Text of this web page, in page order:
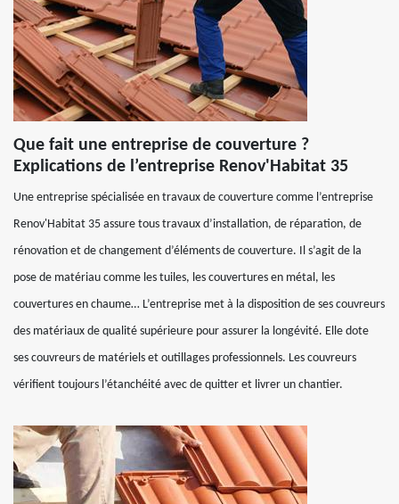
Que fait une entreprise de couverture ?
Explications de l’entreprise Renov'Habitat 35
Une entreprise spécialisée en travaux de couverture comme l’entreprise
Renov'Habitat 35 assure tous travaux d’installation, de réparation, de
rénovation et de changement d’éléments de couverture. Il s’agit de la
pose de matériau comme les tuiles, les couvertures en métal, les
couvertures en chaume… L’entreprise met à la disposition de ses couvreurs
des matériaux de qualité supérieure pour assurer la longévité. Elle dote
ses couvreurs de matériels et outillages professionnels. Les couvreurs
vérifient toujours l’étanchéité avec de quitter et livrer un chantier.